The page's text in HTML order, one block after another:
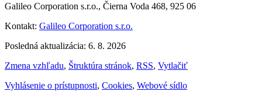
Galileo Corporation s.r.o., Čierna Voda 468, 925 06
Kontakt: Galileo Corporation s.r.o.
Posledná aktualizácia: 6. 8. 2026
Zmena vzhľadu, Štruktúra stránok, RSS, Vytlačiť
Vyhlásenie o prístupnosti, Cookies, Webové sídlo